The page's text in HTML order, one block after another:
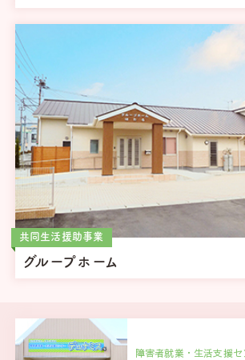
共同生活援助事業
グループホーム
障害者就業・生活支援セ